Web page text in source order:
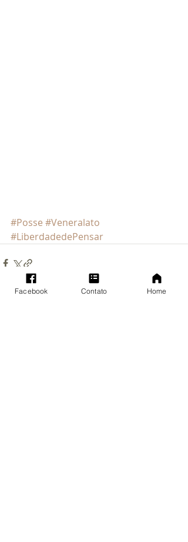
#Posse #Veneralato
#LiberdadedePensar
Facebook Contato Home